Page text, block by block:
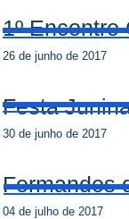
1º
26 de junho de 2017
Festa
30 de junho de 2017
Formandos
04 de julho de 2017